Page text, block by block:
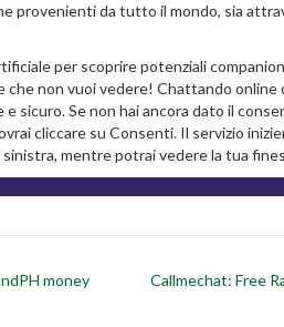
provenienti da tutto il mondo, sia
per scoprire potenziali
non vuoi vedere! Chattando online
sicuro. Se non hai ancora dato il
cliccare su Consenti. Il servizio
mentre potrai vedere la tua
money
Callmechat: Free